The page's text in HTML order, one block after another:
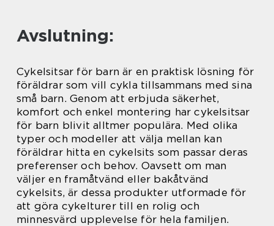
Avslutning:
Cykelsitsar för barn är en praktisk lösning för
föräldrar som vill cykla tillsammans med sina
små barn. Genom att erbjuda säkerhet,
komfort och enkel montering har cykelsitsar
för barn blivit alltmer populära. Med olika
typer och modeller att välja mellan kan
föräldrar hitta en cykelsits som passar deras
preferenser och behov. Oavsett om man
väljer en framåtvänd eller bakåtvänd
cykelsits, är dessa produkter utformade för
att göra cykelturer till en rolig och
minnesvärd upplevelse för hela familjen.